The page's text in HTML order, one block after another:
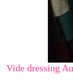
Vide dressing